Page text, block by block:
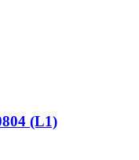
(L1)